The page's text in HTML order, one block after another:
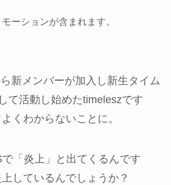
ーションが含まれます。
新メンバーが加入し新生タイム
て活動し始めたtimeleszです
くわからないことに。
「炎上」と出てくるんです
しているんでしょうか？